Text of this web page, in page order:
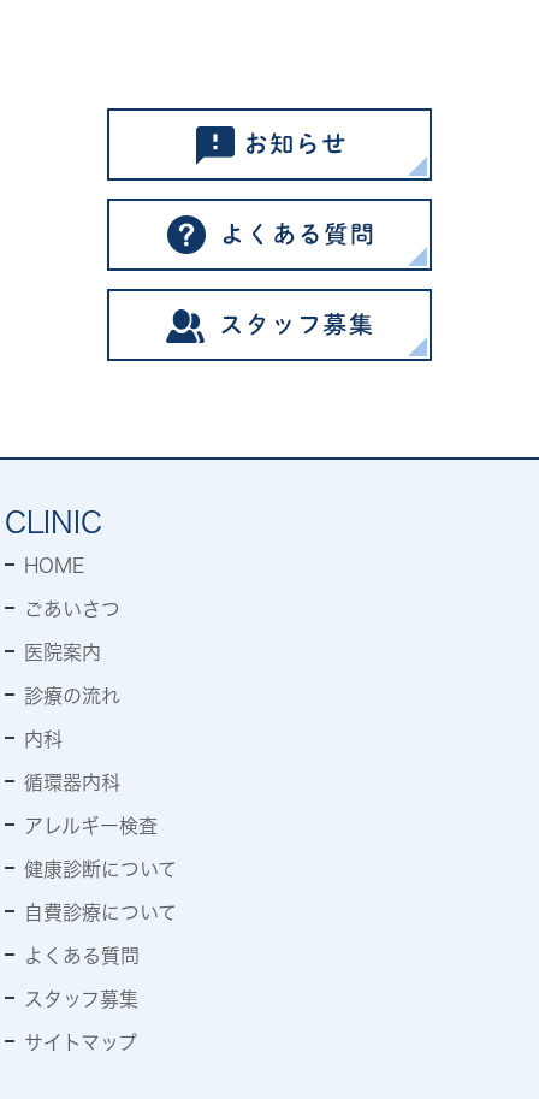
CLINIC
HOME
ごあいさつ
医院案内
診療の流れ
内科
循環器内科
アレルギー検査
健康診断について
自費診療について
よくある質問
スタッフ募集
サイトマップ